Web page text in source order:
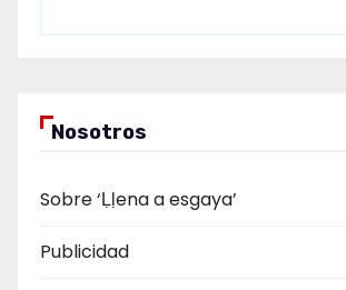
Nosotros
Sobre ‘Ḷḷena a esgaya’
Publicidad